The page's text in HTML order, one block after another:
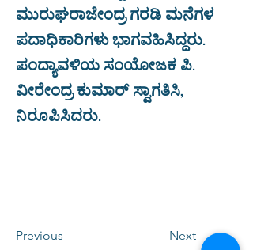
ಮುರುಘರಾಜೇಂದ್ರ ಗರಡಿ ಮನೆಗಳ
ಪದಾಧಿಕಾರಿಗಳು ಭಾಗವಹಿಸಿದ್ದರು.
ಪಂದ್ಯಾವಳಿಯ ಸಂಯೋಜಕ ಪಿ.
ವೀರೇಂದ್ರ ಕುಮಾರ್ ಸ್ವಾಗತಿಸಿ,
ನಿರೂಪಿಸಿದರು.
Previous Next